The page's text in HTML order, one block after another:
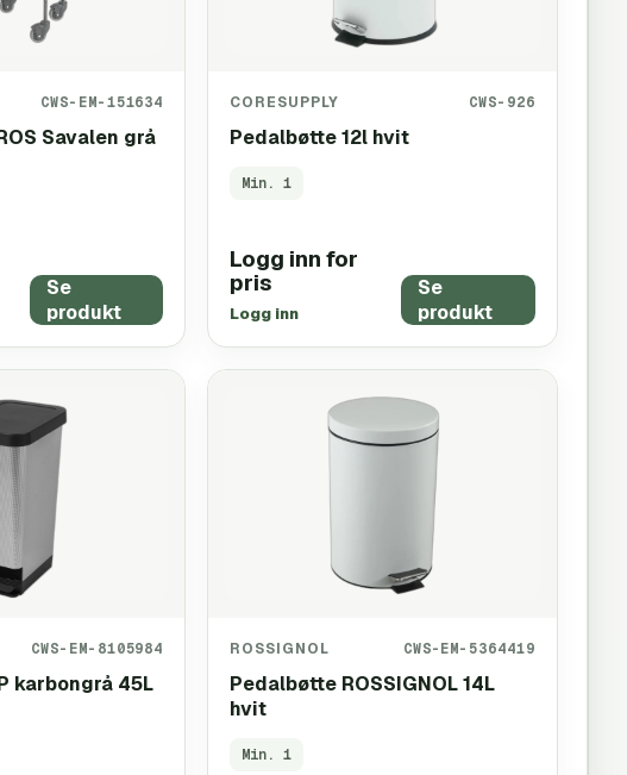
CWS-EM-151634
Savalen grå
Se
produkt
CORESUPPLY CWS-926
Pedalbøtte 12l hvit
Min.1
Logg inn for
pris
Logg inn
Se
produkt
CWS-EM-8105984
karbongrå 45L
ROSSIGNOL CWS-EM-5364419
Pedalbøtte ROSSIGNOL 14L
hvit
Min.1